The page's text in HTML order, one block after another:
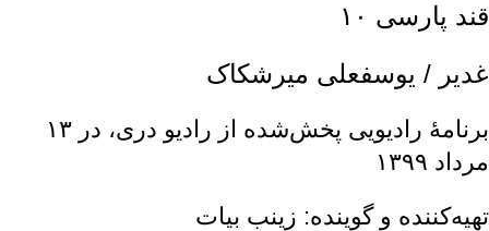
قند پارسی ۱۰
غدیر / یوسفعلی میرشکاک
برنامهٔ رادیویی پخش‌شده از رادیو دری، در ۱۳
مرداد ۱۳۹۹
تهیه‌کننده و گوینده: زینب بیات